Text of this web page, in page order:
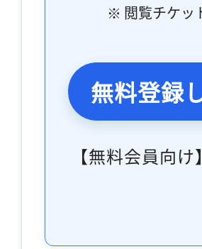
※ 閲覧チケッ
無料登録
【無料会員向